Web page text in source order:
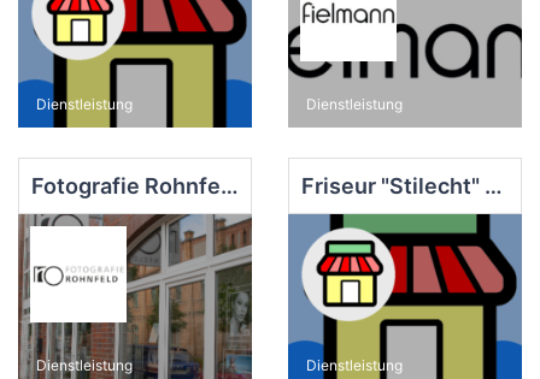
Dienstleistung Dienstleistung
Fotografie Rohnfeld
Dienstleistung
Friseur "Stilecht" Mansion-Walter GbR
Dienstleistung